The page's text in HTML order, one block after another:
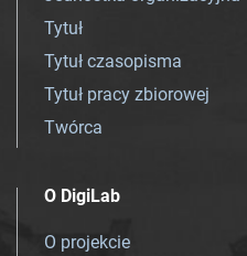
Tytuł
Tytuł czasopisma
Tytuł pracy zbiorowej
Twórca
O DigiLab
O projekcie